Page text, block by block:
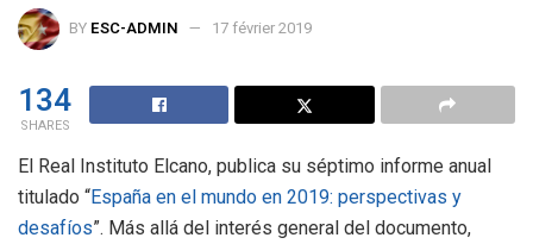
BY ESC-ADMIN 17 février 2019
134
SHARES
El Real Instituto Elcano, publica su séptimo informe anual
titulado “España en el mundo en 2019: perspectivas y
desafíos”. Más allá del interés general del documento,